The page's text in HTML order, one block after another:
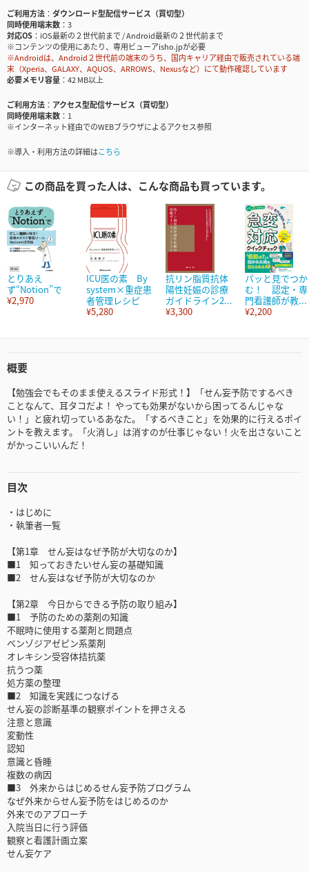
ご利用方法
ダウンロード型配信サービス（買切型）
同時使用端末数
3
対応OS
iOS最新の２世代前まで / Android最新の２世代前まで
※コンテンツの使用にあたり、専用ビューアisho.jpが必要
※Androidは、Android２世代前の端末のうち、国内キャリア経由で販売されている端
末（Xperia、GALAXY、AQUOS、ARROWS、Nexusなど）にて動作確認しています
必要メモリ容量
42 MB以上
ご利用方法
アクセス型配信サービス（買切型）
同時使用端末数
1
※インターネット経由でのWEBブラウザによるアクセス参照
※導入・利用方法の詳細はこちら
この商品を買った人は、こんな商品も買っています。
とりあえ
ず“Notion”で
¥2,970
ICU医の素 By
system×重症患
者管理レシピ
¥5,280
抗リン脂質抗体
陽性妊娠の診療
ガイドライン2...
¥3,300
パッと見でつか
む！ 認定・専
門看護師が教...
¥2,200
概要
【勉強会でもそのまま使えるスライド形式！】「せん妄予防でするべき
ことなんて、耳タコだよ！ やっても効果がないから困ってるんじゃな
い！」と疲れ切っているあなた。「するべきこと」を効果的に行えるポイ
ントを教えます。「火消し」は消すのが仕事じゃない！火を出さないこと
がかっこいいんだ！
目次
・はじめに
・執筆者一覧
【第1章 せん妄はなぜ予防が大切なのか】
■1 知っておきたいせん妄の基礎知識
■2 せん妄はなぜ予防が大切なのか
【第2章 今日からできる予防の取り組み】
■1 予防のための薬剤の知識
不眠時に使用する薬剤と問題点
ベンゾジアゼピン系薬剤
オレキシン受容体拮抗薬
抗うつ薬
処方薬の整理
■2 知識を実践につなげる
せん妄の診断基準の観察ポイントを押さえる
注意と意識
変動性
認知
意識と昏睡
複数の病因
■3 外来からはじめるせん妄予防プログラム
なぜ外来からせん妄予防をはじめるのか
外来でのアプローチ
入院当日に行う評価
観察と看護計画立案
せん妄ケア